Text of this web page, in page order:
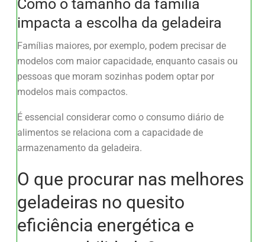
Como o tamanho da família
impacta a escolha da geladeira
Famílias maiores, por exemplo, podem precisar de
modelos com maior capacidade, enquanto casais ou
pessoas que moram sozinhas podem optar por
modelos mais compactos.
É essencial considerar como o consumo diário de
alimentos se relaciona com a capacidade de
armazenamento da geladeira.
O que procurar nas melhores
geladeiras no quesito
eficiência energética e